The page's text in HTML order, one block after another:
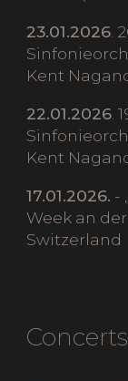
23.01.2026 .
Kent
22.01.2026 .
Kent
17.01.2026. -
Week an
Switzerland